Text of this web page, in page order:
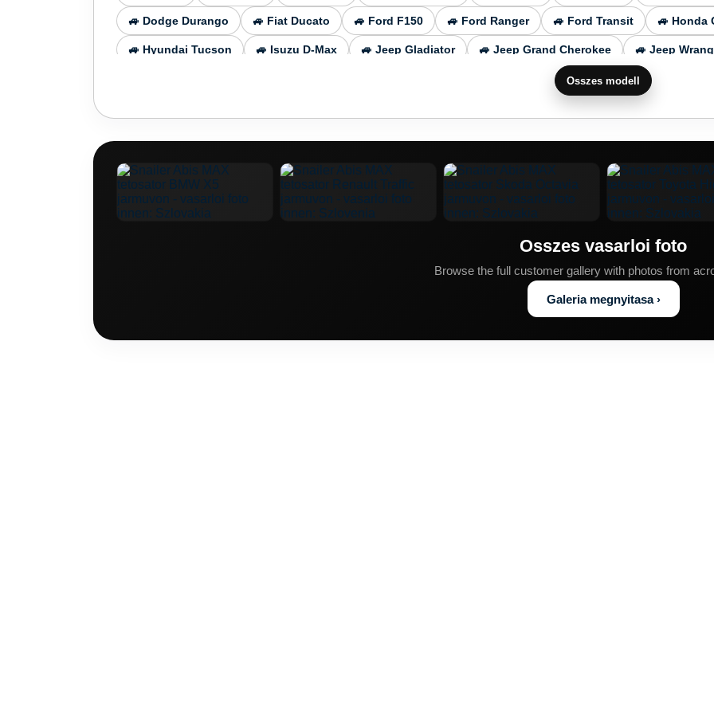
🚙 Dodge Durango 🚙 Fiat Ducato 🚙 Ford F150 🚙 Ford Ranger 🚙 Ford Transit 🚙 Honda
🚙 Hyundai Tucson 🚙 Isuzu D-Max 🚙 Jeep Gladiator 🚙 Jeep Grand Cherokee 🚙 Jeep
🚙 Mercedes Benz E Class
🚙 Skoda Kamiq 🚙 Skoda Kodiaq 🚙 Skoda Superb 🚙 Skoda Yeti 🚙 Subaru Outback 🚙
🚙 Toyota Auris 🚙 Toyota FJ Cruiser 🚙 Toyota Highlander 🚙 Toyota Hilux 🚙 Toyota Land
🚙 Toyota Tacoma 🚙 Volkswagen Amarok 🚙 Volkswagen Caddy 🚙 Volkswagen Golf 🚙
🚙 Volkswagen Touran 🚙 Volkswagen Transporter
Osszes modell
Osszes vasarloi foto
Browse the full customer gallery with photos from
Galeria megnyitasa ›